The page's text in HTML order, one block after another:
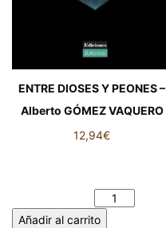
ENTRE DIOSES Y PEONES –
Alberto GÓMEZ VAQUERO
12,94€
Añadir al carrito